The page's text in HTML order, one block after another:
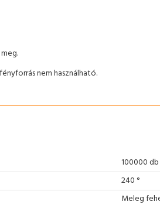
nem használható.
100000 db
240 °
Meleg